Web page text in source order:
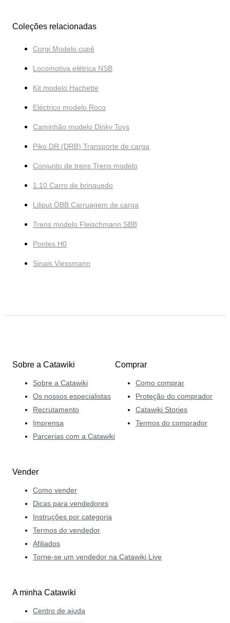
Coleções relacionadas
Corgi Modelo cupê
Locomotiva elétrica NSB
Kit modelo Hachette
Eléctrico modelo Roco
Caminhão modelo Dinky Toys
Piko DR (DRB) Transporte de carga
Conjunto de trens Trens modelo
1:10 Carro de brinquedo
Liliput ÖBB Carruagem de carga
Trens modelo Fleischmann SBB
Pontes H0
Sinais Viessmann
Sobre a Catawiki
Sobre a Catawiki
Os nossos especialistas
Recrutamento
Imprensa
Parcerias com a Catawiki
Comprar
Como comprar
Proteção do comprador
Catawiki Stories
Termos do comprador
Vender
Como vender
Dicas para vendedores
Instruções por categoria
Termos do vendedor
Afiliados
Torne-se um vendedor na Catawiki Live
A minha Catawiki
Centro de ajuda